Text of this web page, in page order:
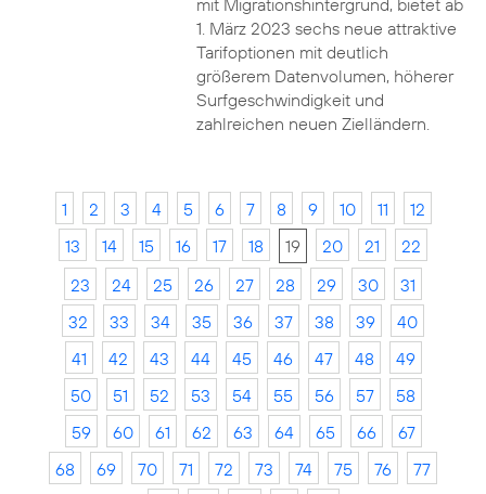
mit Migrationshintergrund, bietet ab
1. März 2023 sechs neue attraktive
Tarifoptionen mit deutlich
größerem Datenvolumen, höherer
Surfgeschwindigkeit und
zahlreichen neuen Zielländern.
1 2 3 4 5 6 7 8 9 10 11
12
13
14 15 16 17 18 19 20 21
22
23
24 25 26 27 28 29 30
31
32
33 34 35 36 37 38 39
40
41
42 43 44 45 46 47 48
49
50
51 52 53 54 55 56 57
58
59
60 61 62 63 64 65 66
67
68
69 70 71 72 73 74 75 76
77